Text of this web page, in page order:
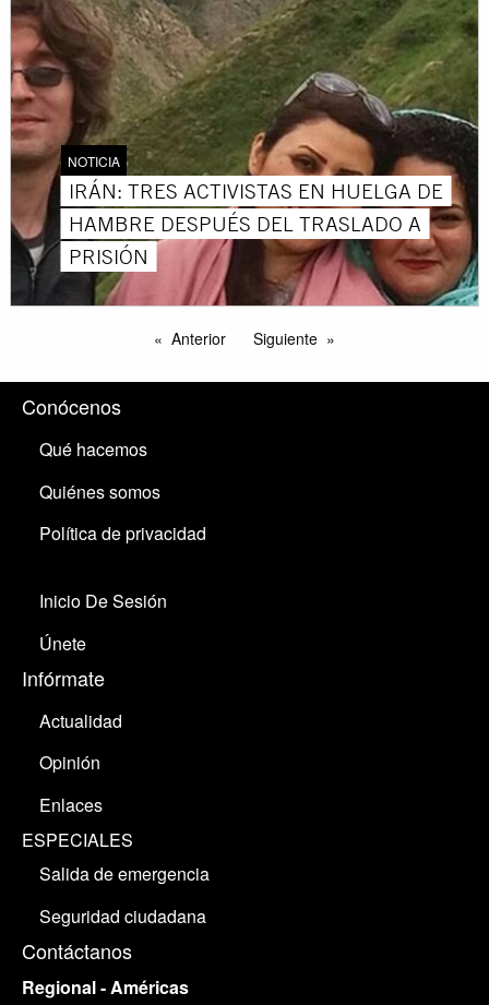
NOTICIA
IRÁN: TRES ACTIVISTAS EN HUELGA DE
HAMBRE DESPUÉS DEL TRASLADO A
PRISIÓN
Anterior Siguiente
Conócenos
Qué hacemos
Quiénes somos
Política de privacidad
Inicio De Sesión
Únete
Infórmate
Actualidad
Opinión
Enlaces
ESPECIALES
Salida de emergencia
Seguridad ciudadana
Contáctanos
Regional - Américas